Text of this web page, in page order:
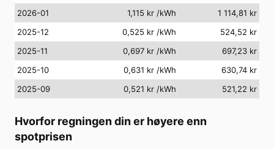
2026-01
1,115 kr /kWh
1 114,81 kr
2025-12
0,525 kr /kWh
524,52 kr
2025-11
0,697 kr /kWh
697,23 kr
2025-10
0,631 kr /kWh
630,74 kr
2025-09
0,521 kr /kWh 521,22 kr
Hvorfor regningen din er høyere enn
spotprisen